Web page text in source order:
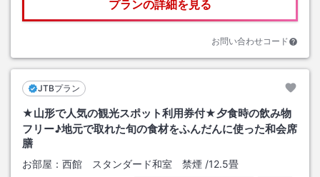
プランの詳細を見る
お問い合わせコード
JTBプラン
★山形で人気の観光スポット利用券付★夕食時の飲み物
フリー♪地元で取れた旬の食材をふんだんに使った和会席
膳
お部屋： 西館 スタンダード和室 禁煙 /12.5畳